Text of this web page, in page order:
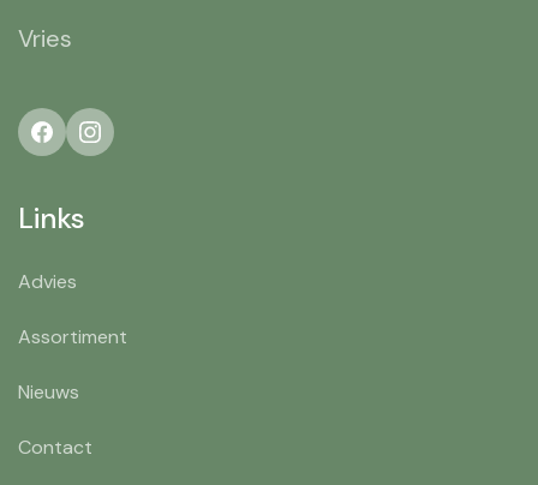
Vries
Links
Advies
Assortiment
Nieuws
Contact